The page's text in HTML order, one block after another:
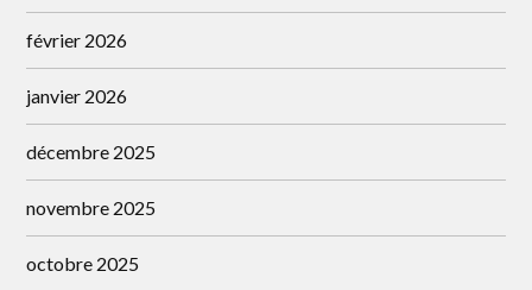
février 2026
janvier 2026
décembre 2025
novembre 2025
octobre 2025